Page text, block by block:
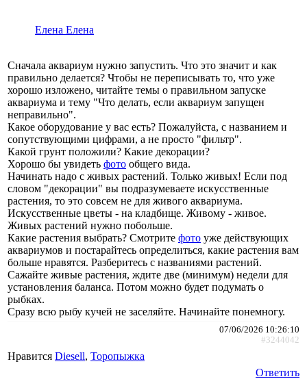
Елена Елена
Сначала аквариум нужно запустить. Что это значит и как
правильно делается? Чтобы не переписывать то, что уже
хорошо изложено, читайте темы о правильном запуске
аквариума и тему "Что делать, если аквариум запущен
неправильно".
Какое оборудование у вас есть? Пожалуйста, с названием и
сопутствующими цифрами, а не просто "фильтр".
Какой грунт положили? Какие декорации?
Хорошо бы увидеть фото общего вида.
Начинать надо с живых растений. Только живых! Если под
словом "декорации" вы подразумеваете искусственные
растения, то это совсем не для живого аквариума.
Искусственные цветы - на кладбище. Живому - живое.
Живых растений нужно побольше.
Какие растения выбрать? Смотрите фото уже действующих
аквариумов и постарайтесь определиться, какие растения вам
больше нравятся. Разберитесь с названиями растений.
Сажайте живые растения, ждите две (минимум) недели для
установления баланса. Потом можно будет подумать о
рыбках.
Сразу всю рыбу кучей не заселяйте. Начинайте понемногу.
07/06/2026 10:26:10
#3244042
Нравится Diesell, Торопыжка
Ответить